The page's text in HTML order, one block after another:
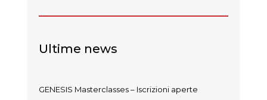
Ultime news
GENESIS Masterclasses – Iscrizioni aperte